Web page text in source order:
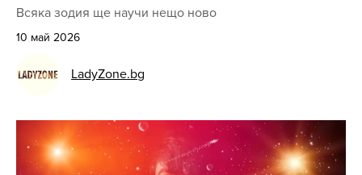
Всяка зодия ще научи нещо ново
10 май 2026
LadyZone.bg